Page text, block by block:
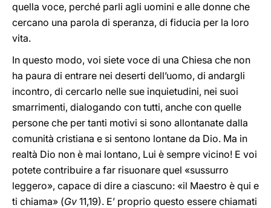
quella voce, perché parli agli uomini e alle donne che
cercano una parola di speranza, di fiducia per la loro
vita.
In questo modo, voi siete voce di una Chiesa che non
ha paura di entrare nei deserti dell’uomo, di andargli
incontro, di cercarlo nelle sue inquietudini, nei suoi
smarrimenti, dialogando con tutti, anche con quelle
persone che per tanti motivi si sono allontanate dalla
comunità cristiana e si sentono lontane da Dio. Ma in
realtà Dio non è mai lontano, Lui è sempre vicino! E voi
potete contribuire a far risuonare quel «sussurro
leggero», capace di dire a ciascuno: «il Maestro è qui e
ti chiama» (Gv 11,19). E’ proprio questo essere chiamati